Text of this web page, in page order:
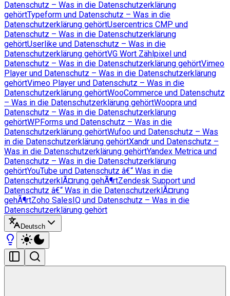
Datenschutz – Was in die Datenschutzerklärung
gehörtTypeform und Datenschutz – Was in die
Datenschutzerklärung gehörtUsercentrics CMP und
Datenschutz – Was in die Datenschutzerklärung
gehörtUserlike und Datenschutz – Was in die
Datenschutzerklärung gehörtVG Wort Zählpixel und
Datenschutz – Was in die Datenschutzerklärung gehörtVimeo
Player und Datenschutz – Was in die Datenschutzerklärung
gehörtVimeo Player und Datenschutz – Was in die
Datenschutzerklärung gehörtWooCommerce und Datenschutz
– Was in die Datenschutzerklärung gehörtWoopra und
Datenschutz – Was in die Datenschutzerklärung
gehörtWPForms und Datenschutz – Was in die
Datenschutzerklärung gehörtWufoo und Datenschutz – Was
in die Datenschutzerklärung gehörtXandr und Datenschutz –
Was in die Datenschutzerklärung gehörtYandex Metrica und
Datenschutz – Was in die Datenschutzerklärung
gehörtYouTube und Datenschutz â€“ Was in die
DatenschutzerklÃ¤rung gehÃ¶rtZendesk Support und
Datenschutz â€“ Was in die DatenschutzerklÃ¤rung
gehÃ¶rtZoho SalesIQ und Datenschutz – Was in die
Datenschutzerklärung gehört
Deutsch